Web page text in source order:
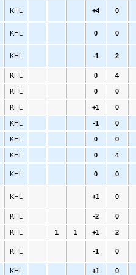
KHL +4 0
KHL 0 0
KHL -1 2
KHL 0 4
KHL 0 0
KHL +1 0
KHL -1 0
KHL 0 0
KHL 0 4
KHL 0 0
KHL +1 0
KHL -2 0
KHL 1 1 +1 2
KHL -1 0
KHL +1 0